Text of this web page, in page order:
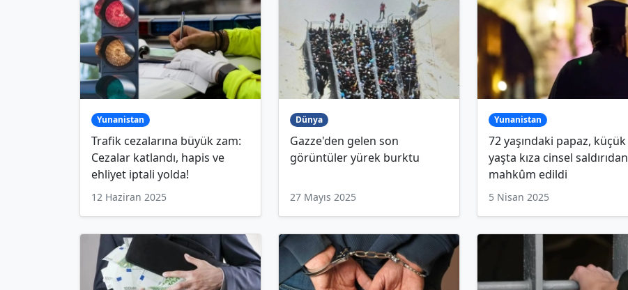
Yunanistan
Trafik cezalarına büyük zam:
Cezalar katlandı, hapis ve
ehliyet iptali yolda!
12 Haziran 2025
Dünya
Gazze'den gelen son
görüntüler yürek burktu
27 Mayıs 2025
Yunanistan
72 yaşındaki papaz, küçük
yaşta kıza cinsel saldırıdan
mahkûm edildi
5 Nisan 2025